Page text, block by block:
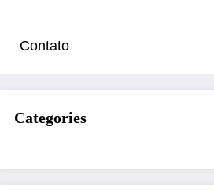
Contato
Categories